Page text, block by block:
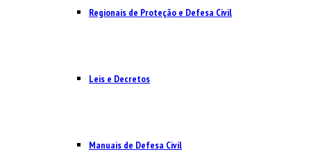
Regionais de Proteção e Defesa Civil
Leis e Decretos
Manuais de Defesa Civil